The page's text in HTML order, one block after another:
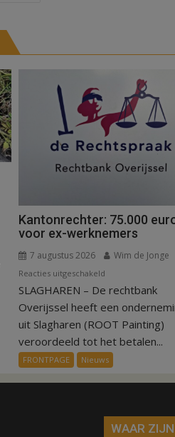
Kantonrechter: 75.000
voor ex-werknemers
7 augustus 2026 Wim de Jonge
Reacties uitgeschakeld
Kantonrechter:
75.000
euro
voor
ex-
werknemers
SLAGHAREN – De rechtbank
Overijssel heeft een
uit Slagharen (ROOT Painting)
veroordeeld tot het betalen...
FRONTPAGE Nieuws
WAAR